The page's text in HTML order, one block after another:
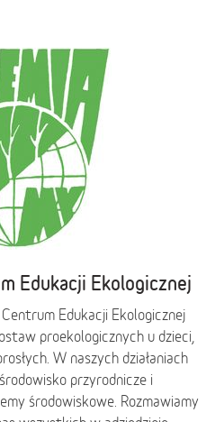
Edukacji Ekologicznej
Edukacji Ekologicznej
proekologicznych u dzieci,
W naszych działaniach
przyrodnicze i
środowiskowe. Rozmawiamy